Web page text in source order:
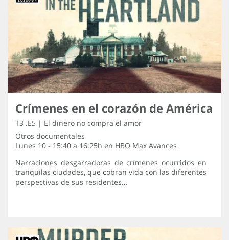
Crímenes en el corazón de América
T3 .E5 | El dinero no compra el amor
Otros documentales
Lunes 10 - 15:40 a 16:25h en HBO Max Avances
Narraciones desgarradoras de crímenes ocurridos en
tranquilas ciudades, que cobran vida con las diferentes
perspectivas de sus residentes…